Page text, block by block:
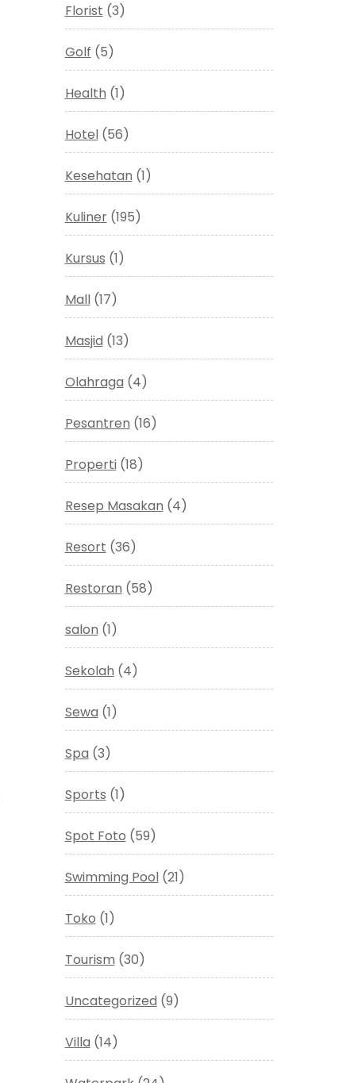
Florist (3)
Golf (5)
Health (1)
Hotel(56)
Kesehatan (1)
Kuliner(195)
Kursus (1)
Mall(17)
Masjid (13)
Olahraga (4)
Pesantren (16)
Properti(18)
Resep Masakan (4)
Resort (36)
Restoran (58)
salon (1)
Sekolah (4)
Sewa (1)
Spa (3)
Sports (1)
Spot Foto (59)
Swimming Pool(21)
Toko (1)
Tourism (30)
Uncategorized (9)
Villa (14)